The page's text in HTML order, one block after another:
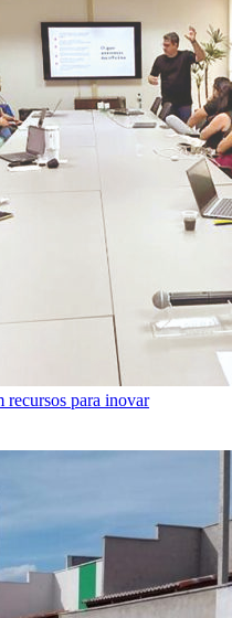
recursos para inovar